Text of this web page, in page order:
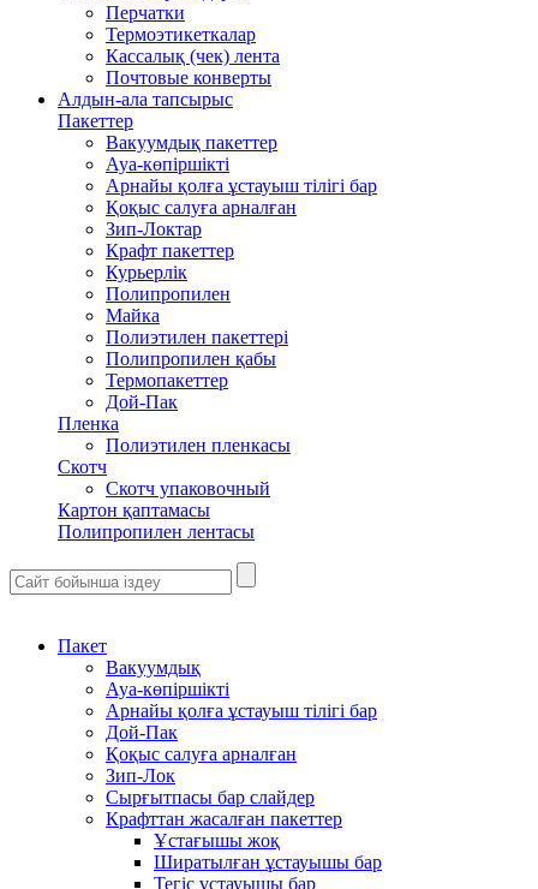
Перчатки
Термоэтикеткалар
Кассалық (чек) лента
Почтовые конверты
Алдын-ала тапсырыс
Пакеттер
Вакуумдық пакеттер
Ауа-көпіршікті
Арнайы қолға ұстауыш тілігі бар
Қоқыс салуға арналған
Зип-Локтар
Крафт пакеттер
Курьерлік
Полипропилен
Майка
Полиэтилен пакеттері
Полипропилен қабы
Термопакеттер
Дой-Пак
Пленка
Полиэтилен пленкасы
Скотч
Скотч упаковочный
Картон қаптамасы
Полипропилен лентасы
Пакет
Вакуумдық
Ауа-көпіршікті
Арнайы қолға ұстауыш тілігі бар
Дой-Пак
Қоқыс салуға арналған
Зип-Лок
Сырғытпасы бар слайдер
Крафттан жасалған пакеттер
Ұстағышы жоқ
Ширатылған ұстауышы бар
Тегіс ұстауышы бар